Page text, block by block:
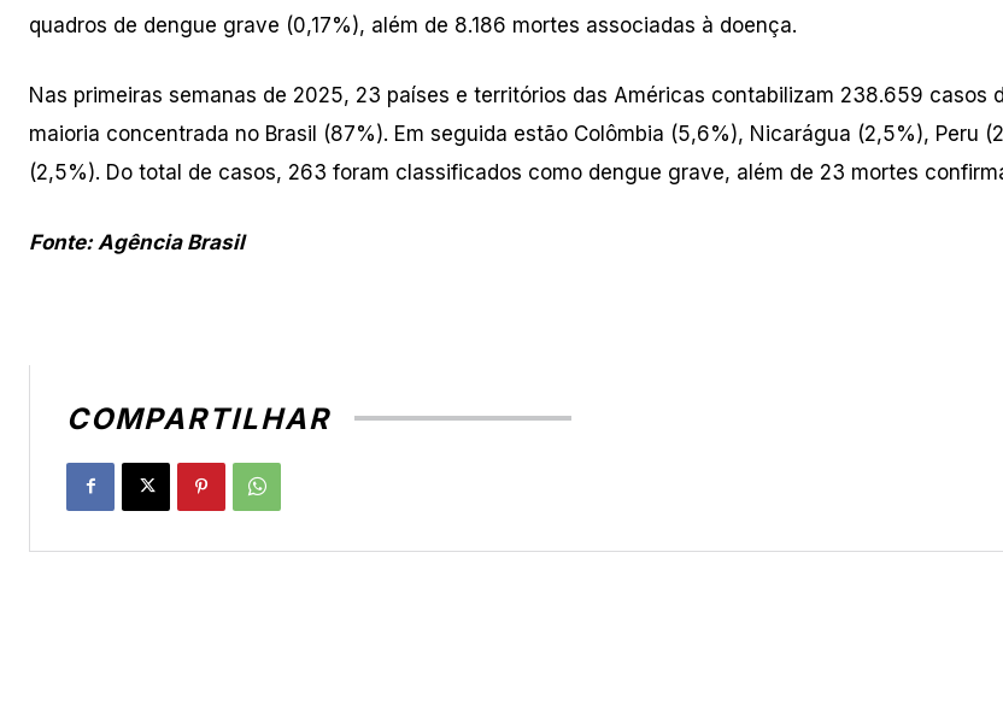
quadros de dengue grave (0,17%), além de 8.186 mortes associadas à doença.
Nas primeiras semanas de 2025, 23 países e territórios das Américas contabilizam 238.659 casos
maioria concentrada no Brasil (87%). Em seguida estão Colômbia (5,6%), Nicarágua (2,5%), Peru
(2,5%). Do total de casos, 263 foram classificados como dengue grave, além de 23 mortes
Fonte: Agência Brasil
COMPARTILHAR